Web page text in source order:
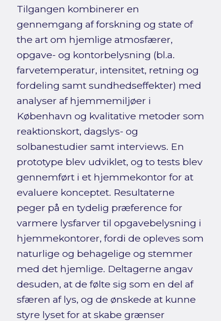
Tilgangen kombinerer en
gennemgang af forskning og state of
the art om hjemlige atmosfærer,
opgave- og kontorbelysning (bl.a.
farvetemperatur, intensitet, retning og
fordeling samt sundhedseffekter) med
analyser af hjemmemiljøer i
København og kvalitative metoder som
reaktionskort, dagslys- og
solbanestudier samt interviews. En
prototype blev udviklet, og to tests blev
gennemført i et hjemmekontor for at
evaluere konceptet. Resultaterne
peger på en tydelig præference for
varmere lysfarver til opgavebelysning i
hjemmekontorer, fordi de opleves som
naturlige og behagelige og stemmer
med det hjemlige. Deltagerne angav
desuden, at de følte sig som en del af
sfæren af lys, og de ønskede at kunne
styre lyset for at skabe grænser